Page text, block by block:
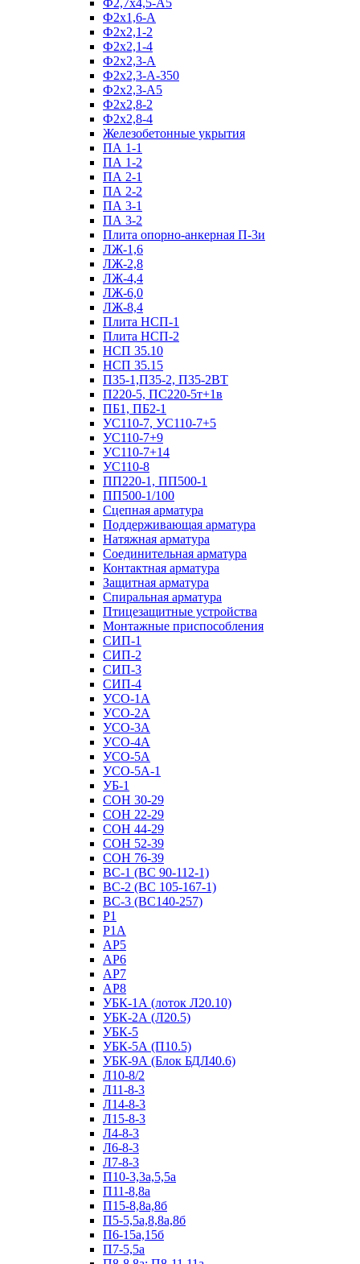
Ф2х1,6-А
Ф2х2,1-2
Ф2х2,1-4
Ф2х2,3-А
Ф2х2,3-А-350
Ф2х2,3-А5
Ф2х2,8-2
Ф2х2,8-4
Железобетонные укрытия
ПА 1-1
ПА 1-2
ПА 2-1
ПА 2-2
ПА 3-1
ПА 3-2
Плита опорно-анкерная П-3и
ЛЖ-1,6
ЛЖ-2,8
ЛЖ-4,4
ЛЖ-6,0
ЛЖ-8,4
Плита НСП-1
Плита НСП-2
НСП 35.10
НСП 35.15
П35-1,П35-2, П35-2ВТ
П220-5, ПС220-5т+1в
ПБ1, ПБ2-1
УС110-7, УС110-7+5
УС110-7+9
УС110-7+14
УС110-8
ПП220-1, ПП500-1
ПП500-1/100
Сцепная арматура
Поддерживающая арматура
Натяжная арматура
Соединительная арматура
Контактная арматура
Защитная арматура
Спиральная арматура
Птицезащитные устройства
Монтажные приспособления
СИП-1
СИП-2
СИП-3
СИП-4
УСО-1А
УСО-2А
УСО-3А
УСО-4А
УСО-5А
УСО-5А-1
УБ-1
СОН 30-29
СОН 22-29
СОН 44-29
СОН 52-39
СОН 76-39
ВС-1 (ВС 90-112-1)
ВС-2 (ВС 105-167-1)
ВС-3 (ВС140-257)
Р1
Р1А
АР5
АР6
АР7
АР8
УБК-1А (лоток Л20.10)
УБК-2А (Л20.5)
УБК-5
УБК-5А (П10.5)
УБК-9А (Блок БДЛ40.6)
Л10-8/2
Л11-8-3
Л14-8-3
Л15-8-3
Л4-8-3
Л6-8-3
Л7-8-3
П10-3,3а,5,5а
П11-8,8а
П15-8,8а,8б
П5-5,5а,8,8а,8б
П6-15а,15б
П7-5,5а